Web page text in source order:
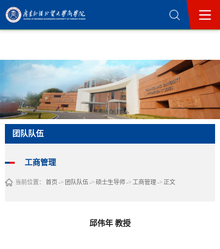
365英国上市公司(集团)官方网站-Official
团队队伍
工商管理
当前位置： 首页 -> 团队队伍-> 硕士生导师 -> 工商管理 -> 正文
邱伟年 教授